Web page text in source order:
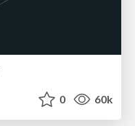
0 60k